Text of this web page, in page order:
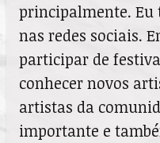
principalmente.
nas redes sociais.
participar de
conhecer novos
artistas da
importante e